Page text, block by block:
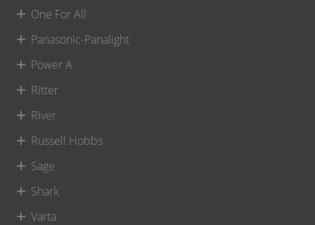
One For All
Panasonic-Panalight
Power A
Ritter
River
Russell Hobbs
Sage
Shark
Varta